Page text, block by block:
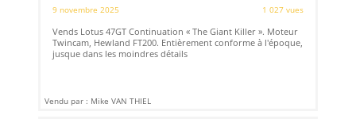
9 novembre 2025 1 027 vues
Vends Lotus 47GT Continuation « The Giant Killer ». Moteur
Twincam, Hewland FT200. Entièrement conforme à l'époque,
jusque dans les moindres détails
Vendu par : Mike VAN THIEL